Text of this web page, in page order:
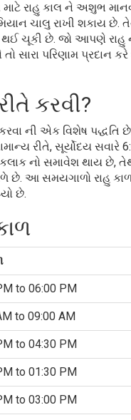
રાહુ કાલ ને અશુભ
ચાલુ રાખી
ચૂકી છે. જો આપણે રાહુ
પરિણામ પ્રદાન
કરવી?
કરવા ની એક વિશેષ
રીતે, સૂર્યોદય
નો સમાવેશ થાય છે,
આ સમયગાળો રાહુ કાળ
છે.
to 06:00 PM
to 09:00 AM
to 04:30 PM
to 01:30 PM
to 03:00 PM